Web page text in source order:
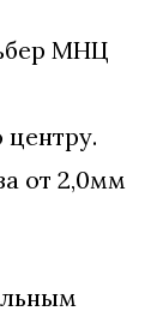
МНЦ
центру.
от 2,0мм